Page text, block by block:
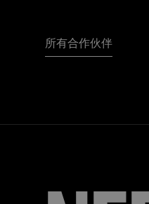
所有合作伙伴